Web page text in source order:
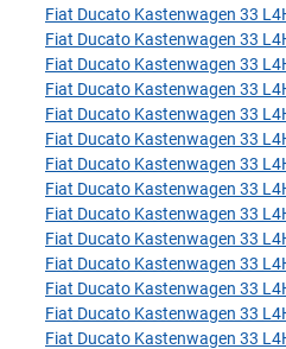
Fiat Ducato Kastenwagen 33
Fiat Ducato Kastenwagen 33
Fiat Ducato Kastenwagen 33
Fiat Ducato Kastenwagen 33
Fiat Ducato Kastenwagen 33
Fiat Ducato Kastenwagen 33
Fiat Ducato Kastenwagen 33
Fiat Ducato Kastenwagen 33
Fiat Ducato Kastenwagen 33
Fiat Ducato Kastenwagen 33
Fiat Ducato Kastenwagen 33
Fiat Ducato Kastenwagen 33
Fiat Ducato Kastenwagen 33
Fiat Ducato Kastenwagen 33